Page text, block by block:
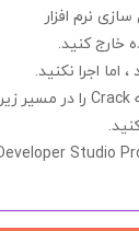
نکنید.
در مسیر زیر کپی
Developer